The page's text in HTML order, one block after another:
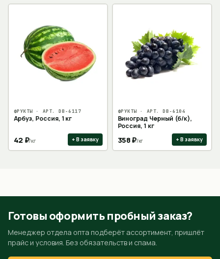
ФРУКТЫ · АРТ.DB-6117
Арбуз, Россия, 1 кг
42 ₽/кг + В заявку
ФРУКТЫ · АРТ.DB-6104
Виноград Черный (б/к),
Россия, 1 кг
358₽/кг + В заявку
Готовы оформить пробный заказ?
Менеджер отдела опта подберёт ассортимент, пришлёт
прайс и условия. Без обязательств и спама.